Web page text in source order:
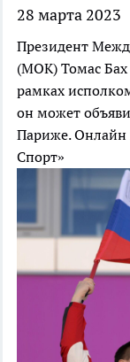
28 марта 2023
Президент
(МОК) Томас
рамках
он может
Париже. Онлайн
Спорт»